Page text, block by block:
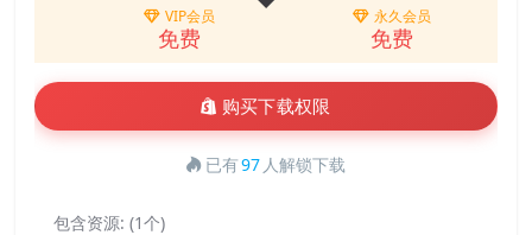
VIP会员
免费
永久会员
免费
购买下载权限
已有97 人解锁下载
包含资源: (1个)